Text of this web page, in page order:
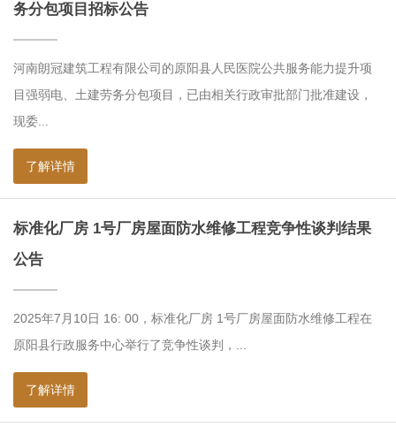
务分包项目招标公告
河南朗冠建筑工程有限公司的原阳县人民医院公共服务能力提升项
目强弱电、土建劳务分包项目，已由相关行政审批部门批准建设，
现委...
了解详情
标准化厂房 1号厂房屋面防水维修工程竞争性谈判结果
公告
2025年7月10日 16: 00，标准化厂房 1号厂房屋面防水维修工程在
原阳县行政服务中心举行了竞争性谈判，...
了解详情